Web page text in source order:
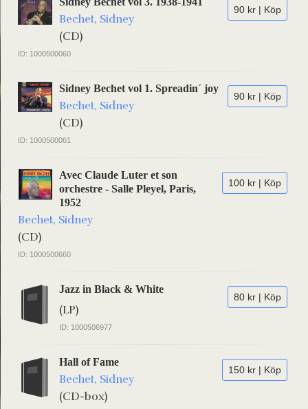
90 kr | Köp
Bechet, Sidney
(CD)
ID: 1000500060
90 kr | Köp
Sidney Bechet vol 1. Spreadin´ joy
Bechet, Sidney
(CD)
ID: 1000500061
100 kr | Köp
Avec Claude Luter et son
orchestre - Salle Pleyel, Paris,
1952
Bechet, Sidney
(CD)
ID: 1000500660
80 kr | Köp
Jazz in Black & White
(LP)
ID: 1000506977
150 kr | Köp
Hall of Fame
Bechet, Sidney
(CD-box)